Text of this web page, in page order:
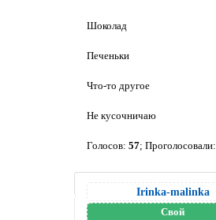
Шоколад
Печеньки
Что-то другое
Не кусочничаю
Голосов: 57; Проголосовали:
Irinka-malinka
Свой